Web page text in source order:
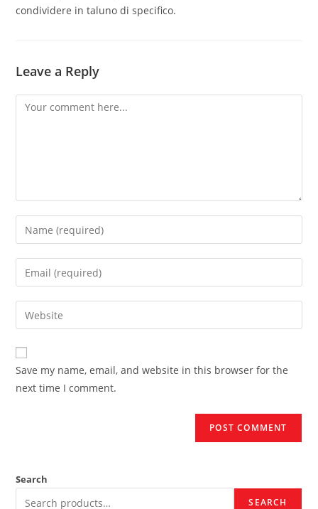
condividere in taluno di specifico.
Leave a Reply
Comment
Enter
your
name
comment
Enter
your
email
address
comment
Enter
your
website
URL
(optional)
Save my name, email, and website in this browser for the
next time I comment.
Search
SEARCH